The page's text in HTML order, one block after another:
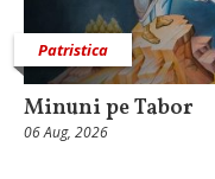
Patristica
Minuni pe Tabor
06 Aug, 2026